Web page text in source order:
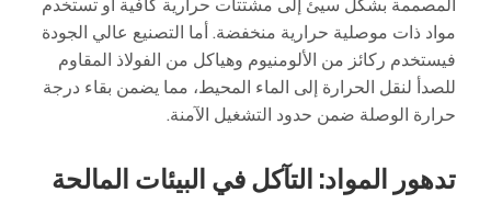
المصممة بشكل سيئ إلى مشتتات حرارية كافية أو تستخدم
مواد ذات موصلية حرارية منخفضة. أما التصنيع عالي الجودة
فيستخدم ركائز من الألومنيوم وهياكل من الفولاذ المقاوم
للصدأ لنقل الحرارة إلى الماء المحيط، مما يضمن بقاء درجة
حرارة الوصلة ضمن حدود التشغيل الآمنة.
تدهور المواد: التآكل في البيئات المالحة